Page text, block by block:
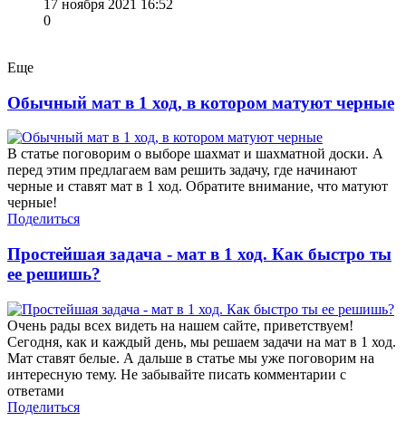
17 ноября 2021 16:52
0
Еще
Обычный мат в 1 ход, в котором матуют черные
В статье поговорим о выборе шахмат и шахматной доски. А
перед этим предлагаем вам решить задачу, где начинают
черные и ставят мат в 1 ход. Обратите внимание, что матуют
черные!
Поделиться
Простейшая задача - мат в 1 ход. Как быстро ты
ее решишь?
Очень рады всех видеть на нашем сайте, приветствуем!
Сегодня, как и каждый день, мы решаем задачи на мат в 1 ход.
Мат ставят белые. А дальше в статье мы уже поговорим на
интересную тему. Не забывайте писать комментарии с
ответами
Поделиться